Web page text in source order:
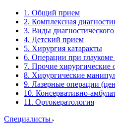
1. Общий прием
2. Комплексная
3. Виды диагностического
4. Детский прием
5. Хирургия катаракты
6. Операции при глаукоме
7. Прочие хирургические
8. Хирургические
9. Лазерные операции
10. Консервативно-
11. Ортокератология
Специалисты